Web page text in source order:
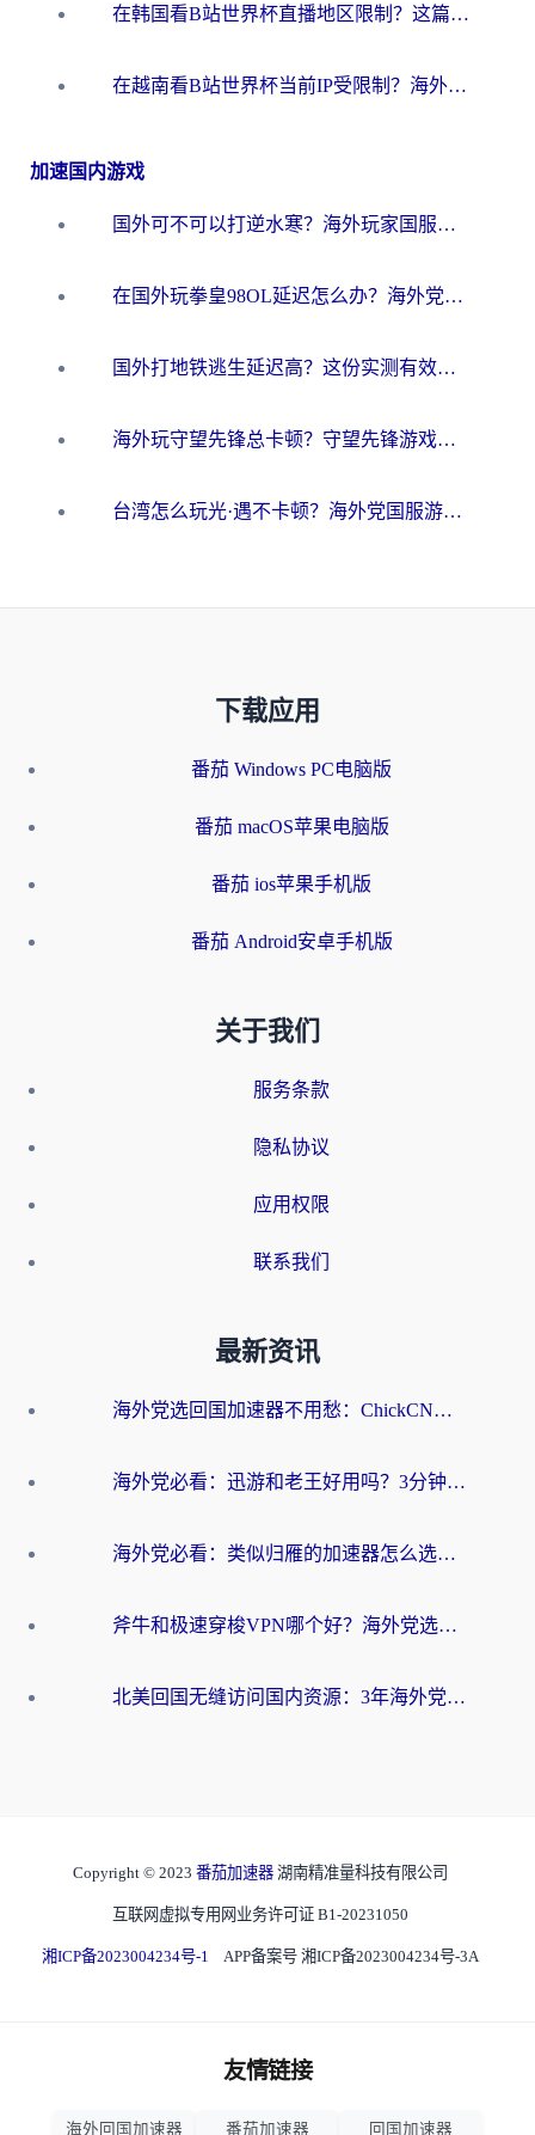
在韩国看B站世界杯直播地区限制？这篇指南让你告别“当前地区不可播放”
在越南看B站世界杯当前IP受限制？海外党体育观赛终极指南来了
加速国内游戏
国外可不可以打逆水寒？海外玩家国服畅玩终极指南（附漫威荒野乱斗加速方案）
在国外玩拳皇98OL延迟怎么办？海外党亲测有效的低延迟指南
国外打地铁逃生延迟高？这份实测有效的低延迟指南帮你吃鸡
海外玩守望先锋总卡顿？守望先锋游戏加速器在哪里买&避坑指南（附欧洲非洲游戏实测）
台湾怎么玩光·遇不卡顿？海外党国服游戏加速终极攻略（附实测体验）
下载应用
番茄 Windows PC电脑版
番茄 macOS苹果电脑版
番茄 ios苹果手机版
番茄 Android安卓手机版
关于我们
服务条款
隐私协议
应用权限
联系我们
最新资讯
海外党选回国加速器不用愁：ChickCN和洞见哪个好？一篇搞定所有疑问
海外党必看：迅游和老王好用吗？3分钟选对加速国内网络的加速器
海外党必看：类似归雁的加速器怎么选？一篇搞定无缝访问国内资源
斧牛和极速穿梭VPN哪个好？海外党选回国加速器必看的真实对比与避坑指南
北美回国无缝访问国内资源：3年海外党亲测的加速器选择指南
Copyright © 2023 番茄加速器 湖南精准量科技有限公司
互联网虚拟专用网业务许可证 B1-20231050
湘ICP备2023004234号-1 APP备案号 湘ICP备2023004234号-3A
友情链接
海外回国加速器 番茄加速器 回国加速器